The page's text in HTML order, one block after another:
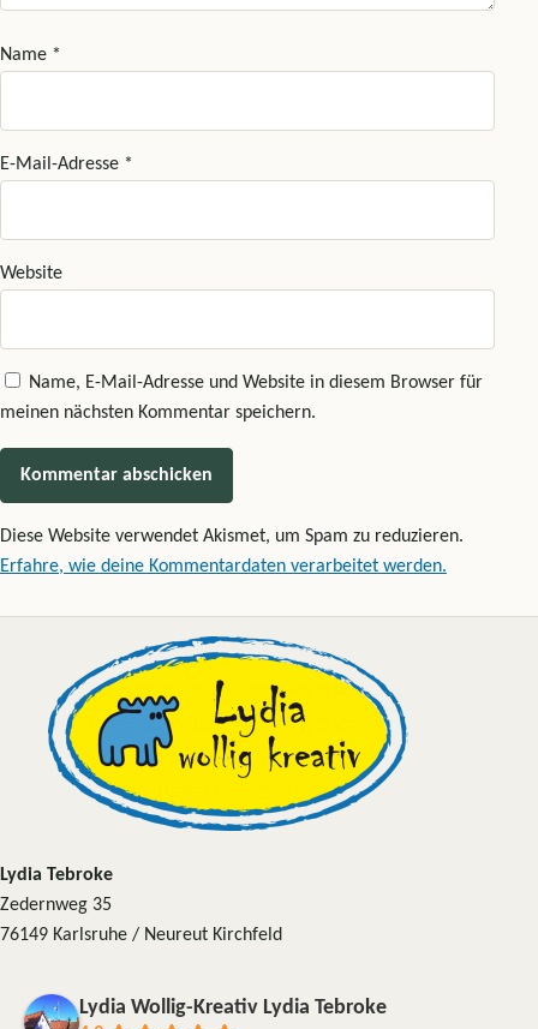
Name *
E-Mail-Adresse *
Website
Name, E-Mail-Adresse und Website in diesem Browser für
meinen nächsten Kommentar speichern.
Diese Website verwendet Akismet, um Spam zu reduzieren.
Erfahre, wie deine Kommentardaten verarbeitet werden.
Lydia Tebroke
Zedernweg 35
76149 Karlsruhe / Neureut Kirchfeld
Lydia Wollig-Kreativ Lydia Tebroke